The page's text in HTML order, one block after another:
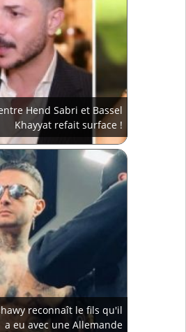
Hend Sabri et Bassel
Khayyat refait surface !
reconnaît le fils qu'il
a eu avec une Allemande